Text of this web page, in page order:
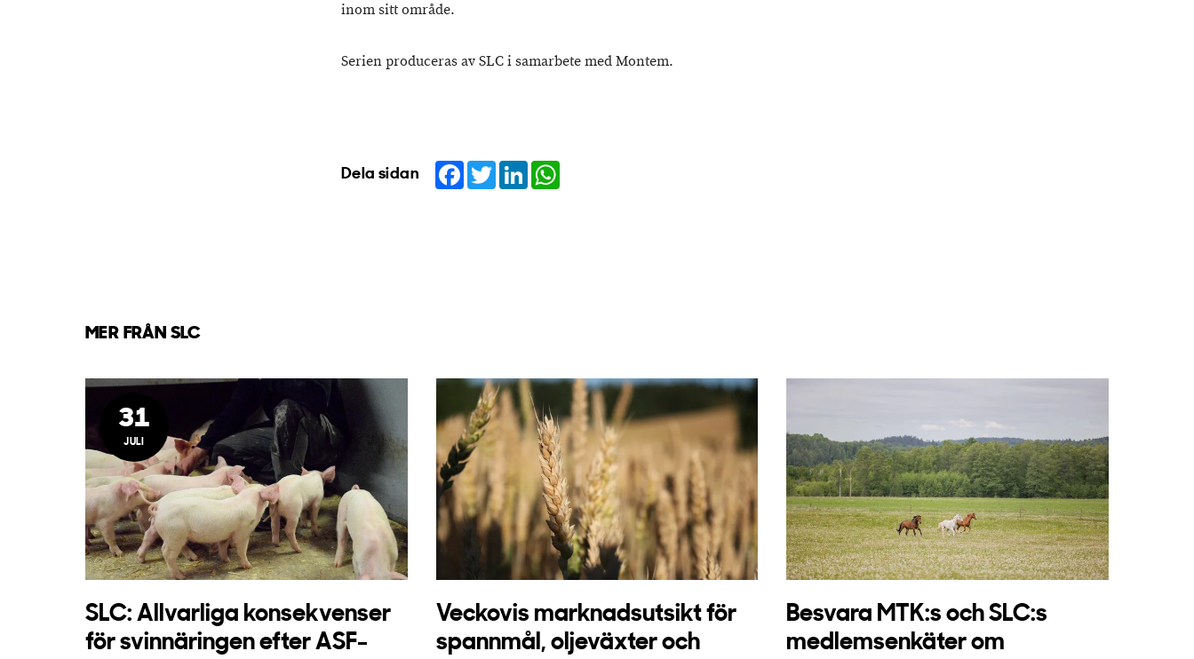
inom sitt område.
Serien produceras av SLC i samarbete med Montem.
Dela sidan Facebook
TwitterLinkedIn
MER FRÅN SLC
31
JULI
SLC: Allvarliga konsekvenser
för svinnäringen efter ASF-
Veckovis marknadsutsikt för
spannmål, oljeväxter och
Besvara MTK:s och SLC:s
medlemsenkäter om